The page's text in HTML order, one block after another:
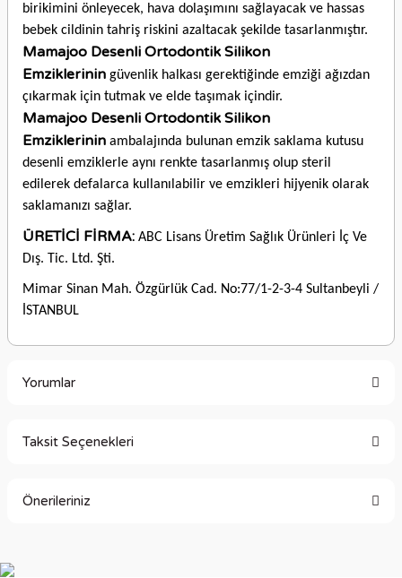
birikimini önleyecek, hava dolaşımını sağlayacak ve hassas
bebek cildinin tahriş riskini azaltacak şekilde tasarlanmıştır.
Mamajoo Desenli Ortodontik Silikon
Emziklerinin güvenlik halkası gerektiğinde emziği ağızdan
çıkarmak için tutmak ve elde taşımak içindir.
Mamajoo Desenli Ortodontik Silikon
Emziklerinin ambalajında bulunan emzik saklama kutusu
desenli emziklerle aynı renkte tasarlanmış olup steril
edilerek defalarca kullanılabilir ve emzikleri hijyenik olarak
saklamanızı sağlar.
ÜRETİCİ FİRMA: ABC Lisans Üretim Sağlık Ürünleri İç Ve
Dış. Tic. Ltd. Şti.
Mimar Sinan Mah. Özgürlük Cad. No:77/1-2-3-4 Sultanbeyli /
İSTANBUL
Yorumlar
Taksit Seçenekleri
Önerileriniz